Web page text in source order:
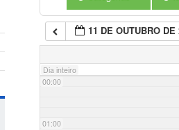
11 DE OUTUBRO DE
Dia inteiro
00:00
01:00